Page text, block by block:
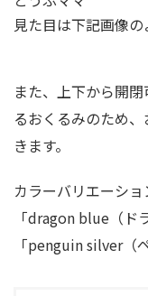
見た目は下記画像
また、上下から開
るおくるみのため
きます。
カラーバリエーシ
「dragon blue（ド
「penguin silver（